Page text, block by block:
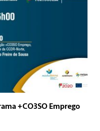
+CO3SO Emprego